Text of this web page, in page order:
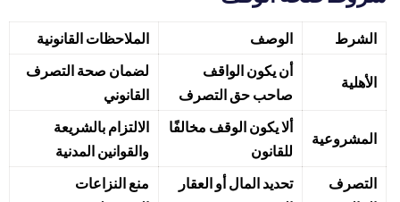
الشرط الوصف الملاحظات القانونية
الأهلية
أن يكون الواقف
صاحب حق التصرف
لضمان صحة التصرف
القانوني
المشروعية
ألا يكون الوقف مخالفًا
للقانون
الالتزام بالشريعة
والقوانين المدنية
التصرف
تحديد المال أو العقار
منع النزاعات